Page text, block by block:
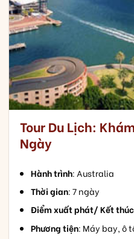
Tour Du Lịch:
Ngày
Hành trình: Australia
Thời gian: 7 ngày
Điểm xuất phát/ Kết thúc
Phương tiện: Máy bay, ô